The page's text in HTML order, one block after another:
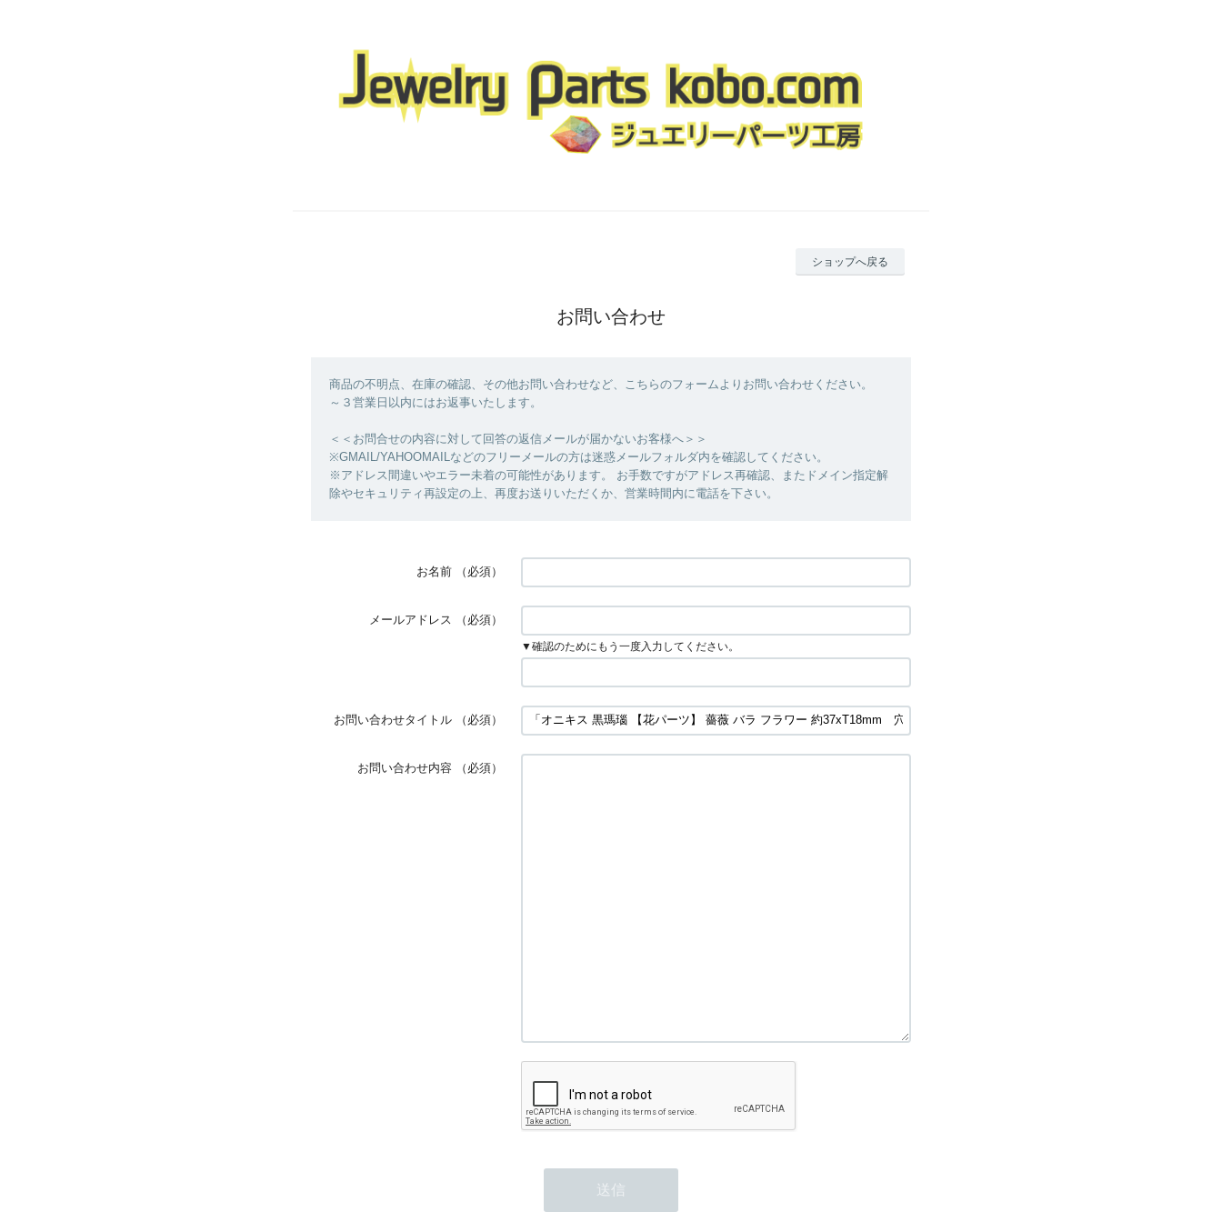
ショップへ戻る
お問い合わせ
商品の不明点、在庫の確認、その他お問い合わせなど、こちらのフォームよりお問い合わせください。
～３営業日以内にはお返事いたします。
＜＜お問合せの内容に対して回答の返信メールが届かないお客様へ＞＞
※GMAIL/YAHOOMAILなどのフリーメールの方は迷惑メールフォルダ内を確認してください。
※アドレス間違いやエラー未着の可能性があります。 お手数ですがアドレス再確認、またドメイン指定解
除やセキュリティ再設定の上、再度お送りいただくか、営業時間内に電話を下さい。
お名前 （必須）
メールアドレス （必須）
▼確認のためにもう一度入力してください。
お問い合わせタイトル （必須）
お問い合わせ内容 （必須）